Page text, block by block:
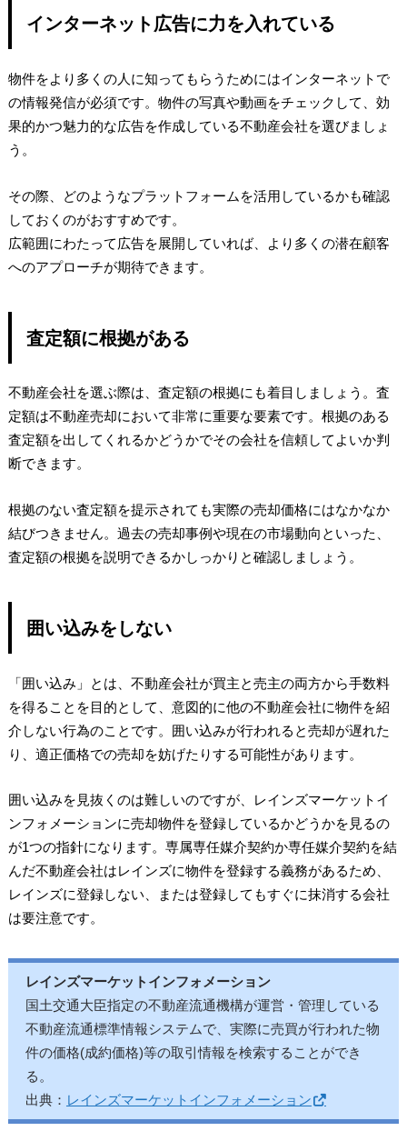
インターネット広告に力を入れている
物件をより多くの人に知ってもらうためにはインターネットで
の情報発信が必須です。物件の写真や動画をチェックして、効
果的かつ魅力的な広告を作成している不動産会社を選びましょ
う。
その際、どのようなプラットフォームを活用しているかも確認
しておくのがおすすめです。
広範囲にわたって広告を展開していれば、より多くの潜在顧客
へのアプローチが期待できます。
査定額に根拠がある
不動産会社を選ぶ際は、査定額の根拠にも着目しましょう。査
定額は不動産売却において非常に重要な要素です。根拠のある
査定額を出してくれるかどうかでその会社を信頼してよいか判
断できます。
根拠のない査定額を提示されても実際の売却価格にはなかなか
結びつきません。過去の売却事例や現在の市場動向といった、
査定額の根拠を説明できるかしっかりと確認しましょう。
囲い込みをしない
「囲い込み」とは、不動産会社が買主と売主の両方から手数料
を得ることを目的として、意図的に他の不動産会社に物件を紹
介しない行為のことです。囲い込みが行われると売却が遅れた
り、適正価格での売却を妨げたりする可能性があります。
囲い込みを見抜くのは難しいのですが、レインズマーケットイ
ンフォメーションに売却物件を登録しているかどうかを見るの
が1つの指針になります。専属専任媒介契約か専任媒介契約を結
んだ不動産会社はレインズに物件を登録する義務があるため、
レインズに登録しない、または登録してもすぐに抹消する会社
は要注意です。
レインズマーケットインフォメーション
国土交通大臣指定の不動産流通機構が運営・管理している
不動産流通標準情報システムで、実際に売買が行われた物
件の価格(成約価格)等の取引情報を検索することができ
る。
出典： レインズマーケットインフォメーション